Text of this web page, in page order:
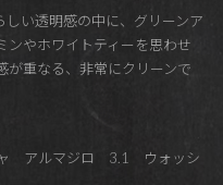
い透明感の中に、グリーンア
ンやホワイトティーを思わせ
が重なる、非常にクリーンで
アルマジロ 3.1 ウォッシ